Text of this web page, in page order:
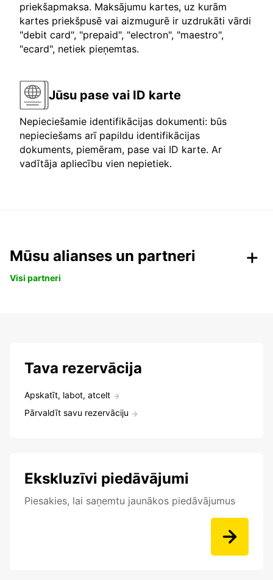
priekšapmaksa. Maksājumu kartes, uz kurām
kartes priekšpusē vai aizmugurē ir uzdrukāti vārdi
"debit card", "prepaid", "electron", "maestro",
"ecard", netiek pieņemtas.
Jūsu pase vai ID karte
Nepieciešamie identifikācijas dokumenti: būs
nepieciešams arī papildu identifikācijas
dokuments, piemēram, pase vai ID karte. Ar
vadītāja apliecību vien nepietiek.
Mūsu alianses un partneri
Visi partneri
Tava rezervācija
Apskatīt, labot, atcelt
Pārvaldīt savu rezervāciju
Ekskluzīvi piedāvājumi
Piesakies, lai saņemtu jaunākos piedāvājumus